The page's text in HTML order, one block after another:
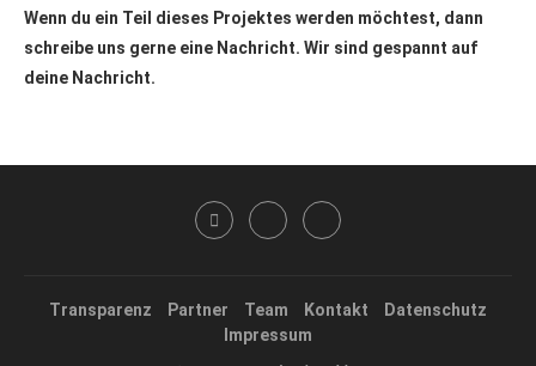
Wenn du ein Teil dieses Projektes werden möchtest, dann
schreibe uns gerne eine Nachricht. Wir sind gespannt auf
deine Nachricht.
Transparenz Partner Team Kontakt
Datenschutz
Impressum